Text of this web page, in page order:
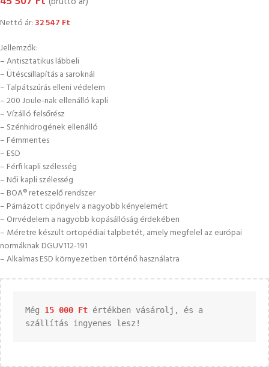
Nettó ár: 32 547 Ft
Jellemzők:
– Antisztatikus lábbeli
– Ütéscsillapítás a saroknál
– Talpátszúrás elleni védelem
– 200 Joule-nak ellenálló kapli
– Vízálló felsőrész
– Szénhidrogének ellenálló
– Fémmentes
– ESD
– Férfi kapli szélesség
– Női kapli szélesség
– BOA® reteszelő rendszer
– Párnázott cipőnyelv a nagyobb kényelemért
– Orrvédelem a nagyobb kopásállóság érdekében
– Méretre készült ortopédiai talpbetét, amely megfelel az európai
normáknak DGUV112-191
– Alkalmas ESD környezetben történő használatra
Még 15 000 Ft értékben vásárolj, és a
szállítás ingyenes lesz!